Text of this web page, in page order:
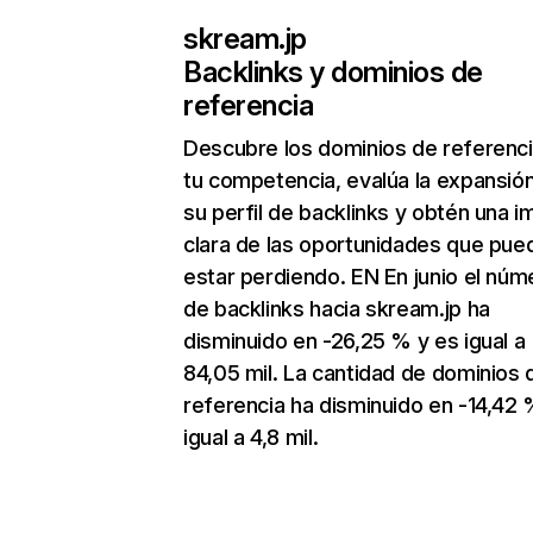
skream.jp
Backlinks y dominios de
referencia
Descubre los dominios de
tu competencia, evalúa la
su perfil de backlinks y obtén una
clara de las oportunidades que
estar perdiendo. EN En junio el
de backlinks hacia skream.jp ha
disminuido en -26,25 % y es igual a
84,05 mil. La cantidad de dominios
referencia ha disminuido en -14,42
igual a 4,8 mil.